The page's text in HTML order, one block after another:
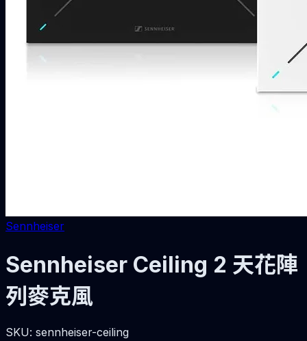
Sennheiser
Sennheiser Ceiling 2 天花陣
列麥克風
SKU: sennheiser-ceiling